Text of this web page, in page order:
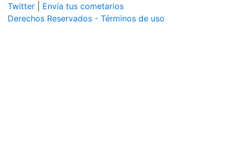
Twitter
Envía tus cometarios
Derechos Reservados - Términos de uso